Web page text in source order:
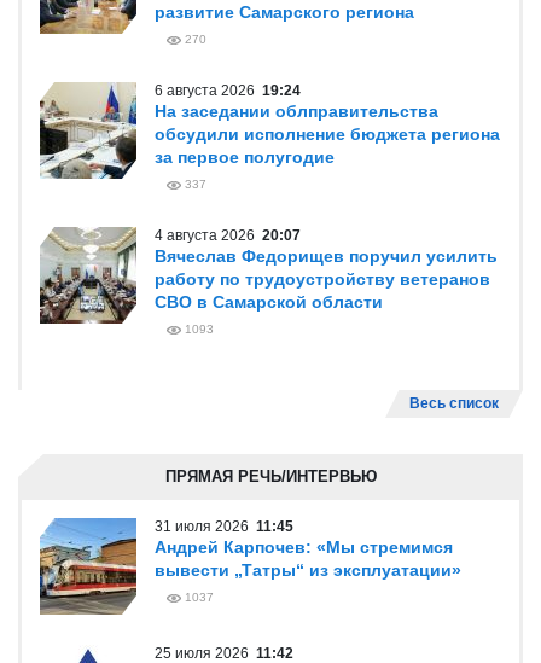
развитие Самарского региона
270
6 августа 2026 19:24
На заседании облправительства
обсудили исполнение бюджета региона
за первое полугодие
337
4 августа 2026 20:07
Вячеслав Федорищев поручил усилить
работу по трудоустройству ветеранов
СВО в Самарской области
1093
Весь список
ПРЯМАЯ РЕЧЬ/ИНТЕРВЬЮ
31 июля 2026 11:45
Андрей Карпочев: «Мы стремимся
вывести „Татры“ из эксплуатации»
1037
25 июля 2026 11:42